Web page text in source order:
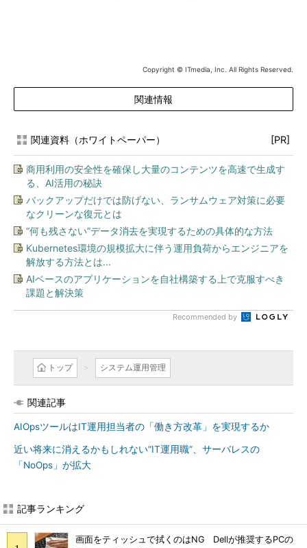
Copyright © ITmedia, Inc. All Rights Reserved.
関連情報
関連資料（ホワイトペーパー） [PR]
商用利用の安全性を確保し大量のコンテンツを高速で生成す
る、AI活用の秘訣
バックアップだけでは防げない、ランサムウェア対策に必要
なクリーンな復元とは
“何も残さない”データ消去を実現するための具体的な方法
Kubernetes環境の規模拡大に伴う運用負荷からエンジニアを
解放する方法とは...
AIベースのアプリケーションを自社構築する上で克服すべき
課題と解決策
Recommended by
トップ システム運用管理
関連記事
AIOpsツールはIT運用担当者の「働き方改革」を実現するか
近い将来に消えるかもしれない“IT運用職”、サーバレスの
「NoOps」が拡大
記事ランキング
画面をティッシュで拭くのはNG Dellが推奨するPCの